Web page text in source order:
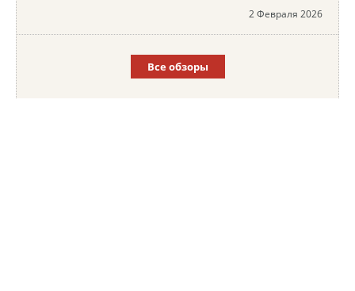
2 Февраля 2026
Все обзоры